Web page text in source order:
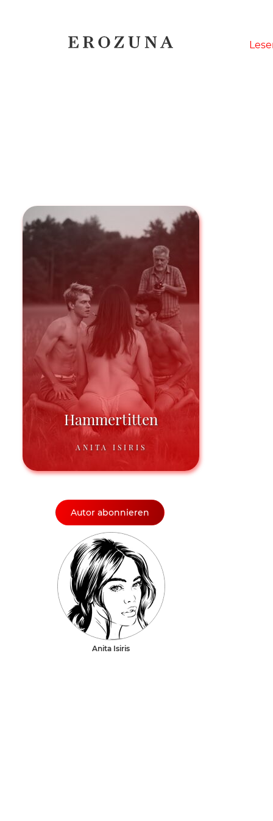
Hammertitten
ANITA ISIRIS
Autor abonnieren
Anita Isiris